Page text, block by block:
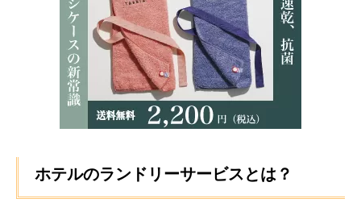
ホテルのランドリーサービスとは？